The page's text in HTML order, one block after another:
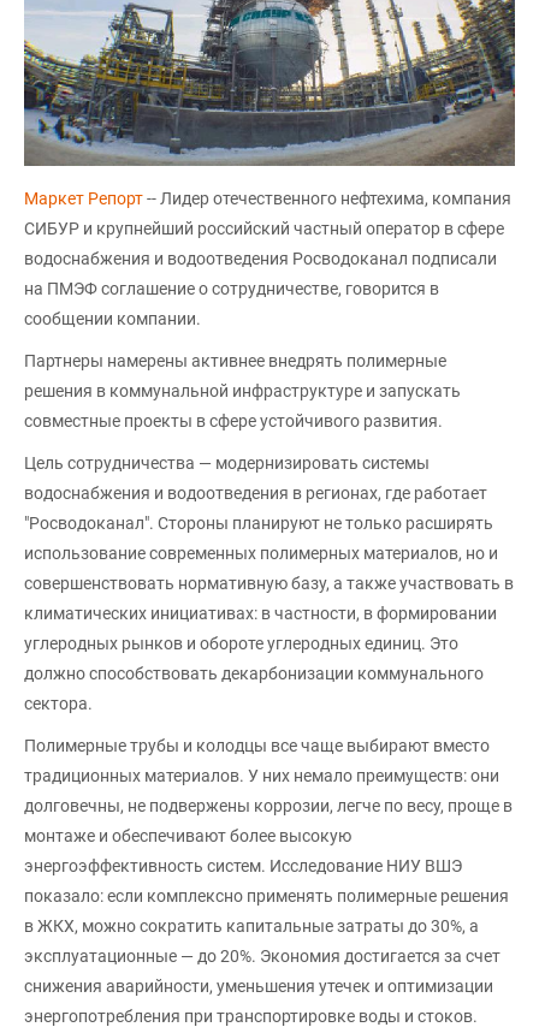
Маркет Репорт-- Лидер отечественного нефтехима, компания
СИБУР и крупнейший российский частный оператор в сфере
водоснабжения и водоотведения Росводоканал подписали
на ПМЭФ соглашение о сотрудничестве, говорится в
сообщении компании.
Партнеры намерены активнее внедрять полимерные
решения в коммунальной инфраструктуре и запускать
совместные проекты в сфере устойчивого развития.
Цель сотрудничества — модернизировать системы
водоснабжения и водоотведения в регионах, где работает
"Росводоканал". Стороны планируют не только расширять
использование современных полимерных материалов, но и
совершенствовать нормативную базу, а также участвовать в
климатических инициативах: в частности, в формировании
углеродных рынков и обороте углеродных единиц. Это
должно способствовать декарбонизации коммунального
сектора.
Полимерные трубы и колодцы все чаще выбирают вместо
традиционных материалов. У них немало преимуществ: они
долговечны, не подвержены коррозии, легче по весу, проще в
монтаже и обеспечивают более высокую
энергоэффективность систем. Исследование НИУ ВШЭ
показало: если комплексно применять полимерные решения
в ЖКХ, можно сократить капитальные затраты до 30%, а
эксплуатационные — до 20%. Экономия достигается за счет
снижения аварийности, уменьшения утечек и оптимизации
энергопотребления при транспортировке воды и стоков.